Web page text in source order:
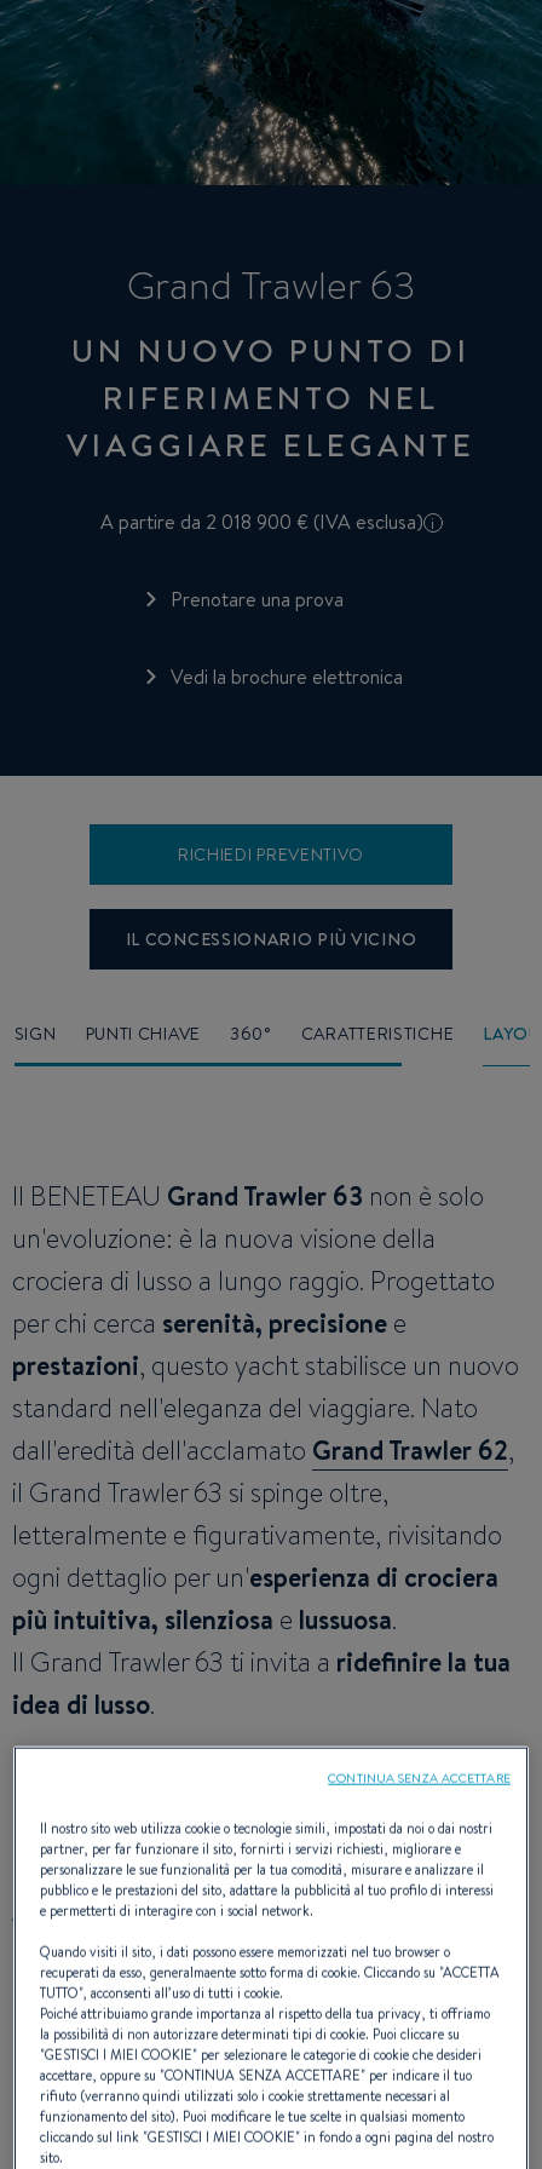
Grand Trawler 63
UN NUOVO PUNTO DI
RIFERIMENTO NEL
VIAGGIARE ELEGANTE
A partire da 2 018 900 € (IVA esclusa) i
Prenotare una prova
Vedi la brochure elettronica
RICHIEDI PREVENTIVO
IL CONCESSIONARIO PIÙ VICINO
PUNTI CHIAVE 360° CARATTERISTICHE
Il BENETEAU Grand Trawler 63 non è solo
un'evoluzione: è la nuova visione della
crociera di lusso a lungo raggio. Progettato
per chi cerca serenità, precisione e
prestazioni, questo yacht stabilisce un nuovo
standard nell'eleganza del viaggiare. Nato
dall'eredità dell'acclamato Grand Trawler 62,
il Grand Trawler 63 si spinge oltre,
letteralmente e figurativamente, rivisitando
ogni dettaglio per un'esperienza di crociera
più intuitiva, silenziosa e lussuosa.
Il Grand Trawler 63 ti invita a ridefinire la tua
idea di lusso.
il tempo sia il lusso più
grande: questo è lo yacht che fa per te.
ARCHITECTE NAVAL:MICAD
DESIGN DI COPERTA E INTERNI:NAUTA DESIGN
UNA VISIONE RAFFINATA,
UN'EREDITÀ RINNOVATA
Il nostro sito web utilizza cookie o tecnologie simili, impostati da noi o dai nostri
partner, per far funzionare il sito, fornirti i servizi richiesti, migliorare e
personalizzare le sue funzionalità per la tua comodità, misurare e analizzare il
pubblico e le prestazioni del sito, adattare la pubblicità al tuo profilo di interessi
e permetterti di interagire con i social network.
Quando visiti il sito, i dati possono essere memorizzati nel tuo browser o
recuperati da esso, generalmaente sotto forma di cookie. Cliccando su "ACCETTA
TUTTO", acconsenti all’uso di tutti i cookie.
Poiché attribuiamo grande importanza al rispetto della tua privacy, ti offriamo
la possibilità di non autorizzare determinati tipi di cookie. Puoi cliccare su
"GESTISCI I MIEI COOKIE" per selezionare le categorie di cookie che desideri
accettare, oppure su "CONTINUA SENZA ACCETTARE" per indicare il tuo
rifiuto (verranno quindi utilizzati solo i cookie strettamente necessari al
funzionamento del sito). Puoi modificare le tue scelte in qualsiasi momento
cliccando sul link "GESTISCI I MIEI COOKIE" in fondo a ogni pagina del nostro
sito.
CONTINUA SENZA ACCETTARE